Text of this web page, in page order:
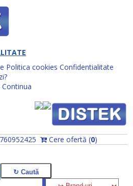
Politica cookies Confidentialitate
Continua
Cere ofertă (0)